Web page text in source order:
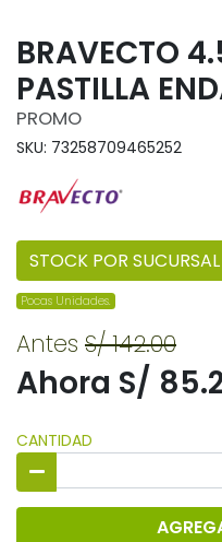
BRAVECTO
PASTILLA
PROMO
SKU: 73258709465252
STOCK POR SUCURSAL
Pocas Unidades.
Antes S/ 142.00
Ahora S/
CANTIDAD